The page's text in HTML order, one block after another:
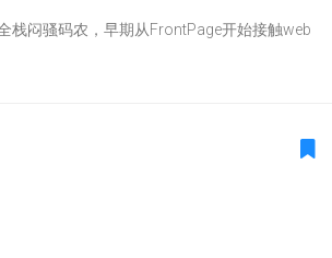
栈闷骚码农，早期从FrontPage开始接触web